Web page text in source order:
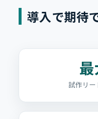
導入で期待
試作リ